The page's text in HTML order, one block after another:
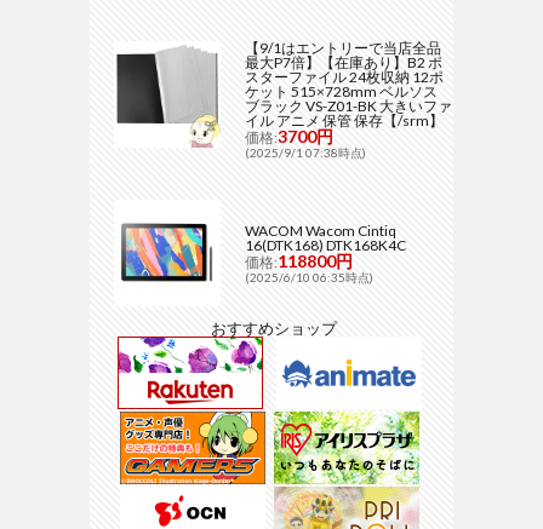
【9/1はエントリーで当店全品
最大P7倍】【在庫あり】B2 ポ
スターファイル 24枚収納 12ポ
ケット 515×728mm ベルソス
ブラック VS-Z01-BK 大きいファ
イル アニメ 保管 保存【/srm】
価格:3700円
(2025/9/1 07:38時点)
WACOM Wacom Cintiq
16(DTK168) DTK168K4C
価格:118800円
(2025/6/10 06:35時点)
おすすめショップ